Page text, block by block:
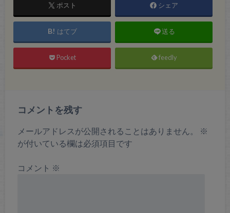
ポスト シェア
はてブ 送る
Pocket feedly
コメントを残す
メールアドレスが公開されることはありません。
※
が付いている欄は必須項目です
コメント ※